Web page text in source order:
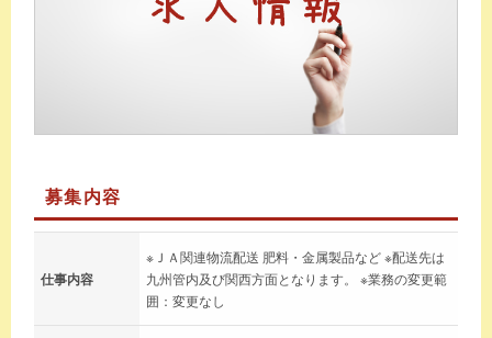
募集内容
仕事内容
※ＪＡ関連物流配送 肥料・金属製品など ※配送先は
九州管内及び関西方面となります。 ※業務の変更範
囲：変更なし